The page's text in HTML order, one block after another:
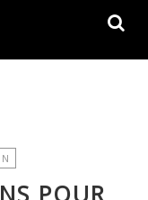
POUR